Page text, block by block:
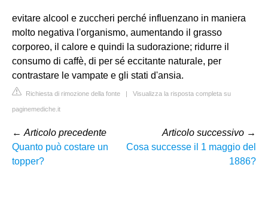
evitare alcool e zuccheri perché influenzano in maniera
molto negativa l'organismo, aumentando il grasso
corporeo, il calore e quindi la sudorazione; ridurre il
consumo di caffè, di per sé eccitante naturale, per
contrastare le vampate e gli stati d'ansia.
Richiesta di rimozione della fonte | Visualizza la risposta completa su
paginemediche.it
← Articolo precedente
Quanto può costare un
topper?
Articolo successivo →
Cosa successe il 1 maggio del
1886?